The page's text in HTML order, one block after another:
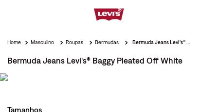
Masculino Roupas Bermudas
Bermuda Jeans Levi's® Baggy Pleated Off White
Tamanhos